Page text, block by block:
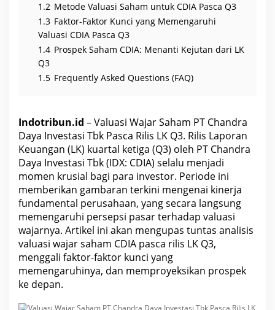
s
a
R
l
L
1.2 Metode Valuasi Saham untuk CDIA Pasca Q3
1.3 Faktor-Faktor Kunci yang Memengaruhi
Valuasi CDIA Pasca Q3
1.4 Prospek Saham CDIA: Menanti Kejutan dari LK
Q3
1.5 Frequently Asked Questions (FAQ)
Indotribun.id – Valuasi Wajar Saham PT Chandra
Daya Investasi Tbk Pasca Rilis LK Q3. Rilis Laporan
Keuangan (LK) kuartal ketiga (Q3) oleh PT Chandra
Daya Investasi Tbk (IDX: CDIA) selalu menjadi
momen krusial bagi para investor. Periode ini
memberikan gambaran terkini mengenai kinerja
fundamental perusahaan, yang secara langsung
memengaruhi persepsi pasar terhadap valuasi
wajarnya. Artikel ini akan mengupas tuntas analisis
valuasi wajar saham CDIA pasca rilis LK Q3,
menggali faktor-faktor kunci yang
memengaruhinya, dan memproyeksikan prospek
ke depan.